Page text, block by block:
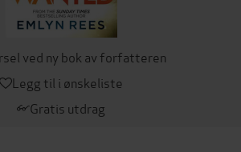
ved ny bok av forfatteren
Legg til i ønskeliste
Gratis utdrag